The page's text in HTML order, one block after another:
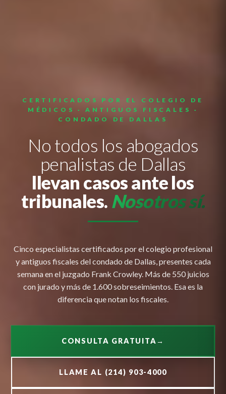
CERTIFICADOS POR EL COLEGIO DE
MÉDICOS · ANTIGUOS FISCALES ·
CONDADO DE DALLAS
No todos los abogados
penalistas de Dallas
llevan casos ante los
tribunales. Nosotros sí.
Cinco especialistas certificados por el colegio profesional
y antiguos fiscales del condado de Dallas, presentes cada
semana en el juzgado Frank Crowley. Más de 550 juicios
con jurado y más de 1.600 sobreseimientos. Esa es la
diferencia que notan los fiscales.
CONSULTA GRATUITA →
LLAME AL (214) 903-4000